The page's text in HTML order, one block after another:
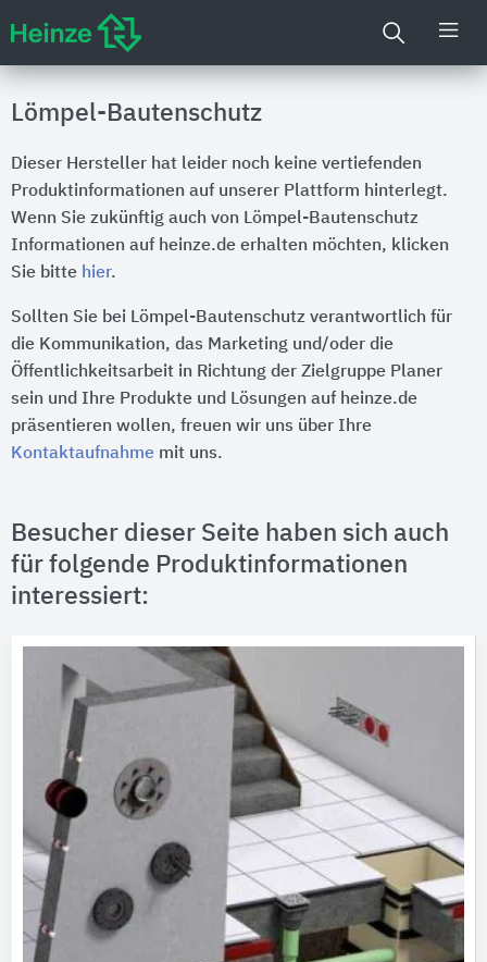
Lömpel-Bautenschutz
Dieser Hersteller hat leider noch keine vertiefenden
Produktinformationen auf unserer Plattform hinterlegt.
Wenn Sie zukünftig auch von Lömpel-Bautenschutz
Informationen auf heinze.de erhalten möchten, klicken
Sie bitte hier.
Sollten Sie bei Lömpel-Bautenschutz verantwortlich für
die Kommunikation, das Marketing und/oder die
Öffentlichkeitsarbeit in Richtung der Zielgruppe Planer
sein und Ihre Produkte und Lösungen auf heinze.de
präsentieren wollen, freuen wir uns über Ihre
Kontaktaufnahme mit uns.
Besucher dieser Seite haben sich auch
für folgende Produktinformationen
interessiert: